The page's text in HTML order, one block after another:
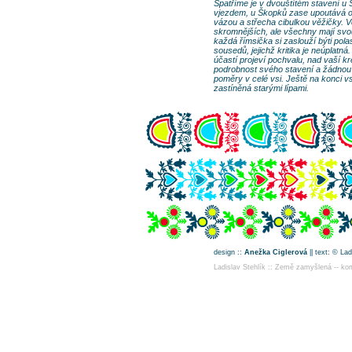
Spatříme je v dvouštítém stavení u
vjezdem, u Škopků zase upoutává
vázou a střecha cibulkou věžičky.
skromnějších, ale všechny mají
každá římsička si zaslouží býti
sousedů, jejichž kritika je
účastí projeví pochvalu, nad vaší
podrobnost svého stavení a
poměry v celé vsi. Ještě na konci
zastíněná starými lípami.
design :: Anežka Ciglerová || text: ©
Ladislav Stehlík :: Země zamyšlená --